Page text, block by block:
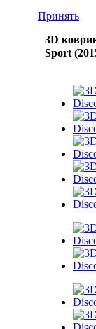
Принять
3D
Sport